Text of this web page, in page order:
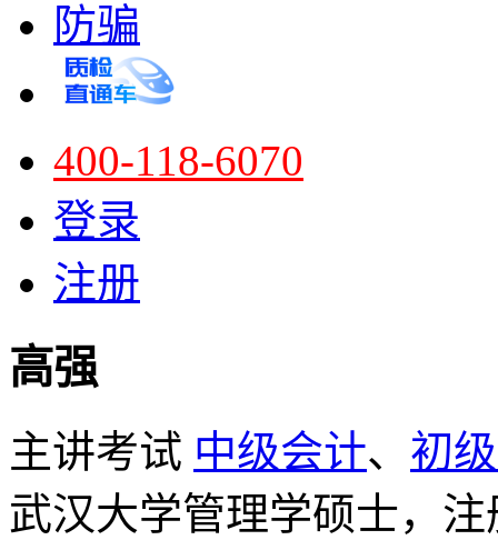
防骗
400-118-6070
登录
注册
高强
主讲考试 中级会计、 初
武汉大学管理学硕士，